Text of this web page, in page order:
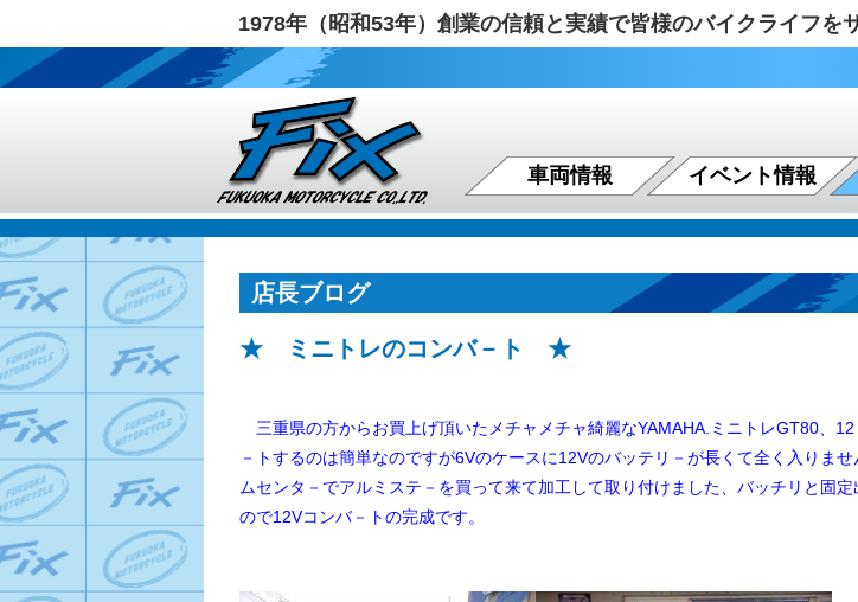
1978年（昭和53年）創業の信頼と実績で皆様のバイクライフ
車両情報 イベント情報
店長ブログ
★ ミニトレのコンバ－ト ★
三重県の方からお買上げ頂いたメチャメチャ綺麗なYAMAHA.ミニトレGT80、
－トするのは簡単なのですが6Vのケースに12Vのバッテリ－が長くて全く入りませ
ムセンタ－でアルミステ－を買って来て加工して取り付けました、バッチリと固定
ので12Vコンバ－トの完成です。